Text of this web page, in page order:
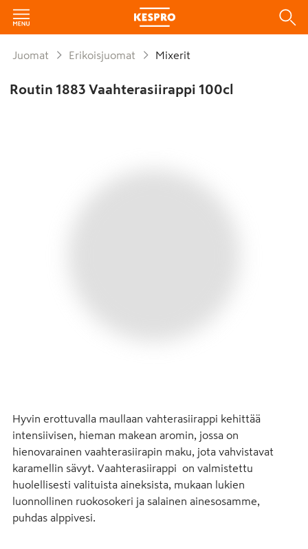
Juomat Erikoisjuomat Mixerit
Routin 1883 Vaahterasiirappi 100cl
Hyvin erottuvalla maullaan vahterasiirappi kehittää
intensiivisen, hieman makean aromin, jossa on
hienovarainen vaahterasiirapin maku, jota vahvistavat
karamellin sävyt. Vaahterasiirappi  on valmistettu
huolellisesti valituista aineksista, mukaan lukien
luonnollinen ruokosokeri ja salainen ainesosamme,
puhdas alppivesi.